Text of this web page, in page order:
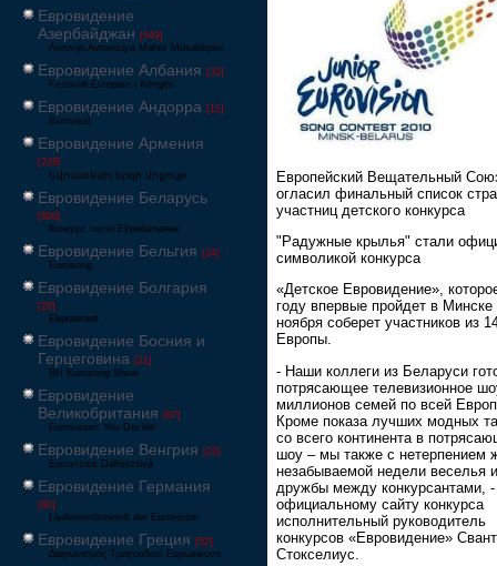
Евровидение
Азербайджан [549]
Avrovijn Avroviziya Mahnı Müsabiqəsi
Евровидение Албания [32]
Festivali Evropian i Këngës
Евровидение Андорра [15]
Eurovisió
Евровидение Армения
[228]
Եվրատեսիլ երգի մրցույթ
Евровидение Беларусь
[600]
Конкурс песні Еўрабачанне
Евровидение Бельгия [24]
Eurosong
Евровидение Болгария
[26]
Евровизия
Евровидение Босния и
Герцеговина [21]
BH Eurosong Show
Евровидение
Великобритания [67]
Eurovision: You Decide
Евровидение Венгрия [22]
Eurovíziós Dalfesztivá
Евровидение Германия
[80]
Liederwettbewerb der Eurovision
Евровидение Греция [52]
Διαγωνισμός Τραγουδιού Ευρώεικονα
Европейский Вещательный
огласил финальный список
участниц детского конкурса
"Радужные крылья" стали
символикой конкурса
«Детское Евровидение»,
году впервые пройдет в Минске
ноября соберет участников из
Европы.
- Наши коллеги из Беларуси
потрясающее телевизионное
миллионов семей по всей
Кроме показа лучших модных
со всего континента в
шоу – мы также с нетерпением
незабываемой недели веселья и
дружбы между конкурсантами, -
официальному сайту конкурса
исполнительный руководитель
конкурсов «Евровидение»
Стокселиус.